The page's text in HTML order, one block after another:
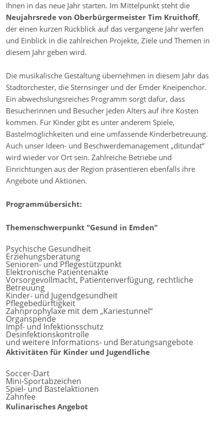
Ihnen in das neue Jahr starten. Im Mittelpunkt steht die
Neujahrsrede von Oberbürgermeister Tim Kruithoff,
der einen kurzen Rückblick auf das vergangene Jahr werfen
und Einblick in die zahlreichen Projekte, Ziele und Themen in
diesem Jahr geben wird.
Die musikalische Gestaltung übernehmen in diesem Jahr das
Stadtorchester, die Sternsinger und der Emder Kneipenchor.
Ein abwechslungsreiches Programm sorgt dafür, dass
Besucherinnen und Besucher jeden Alters auf ihre Kosten
kommen. Für Kinder gibt es unter anderem Spiele,
Bastelmöglichkeiten und eine umfassende Kinderbetreuung.
Auch unser Ideen- und Beschwerdemanagement „ditundat“
wird wieder vor Ort sein. Zahlreiche Betriebe und
Einrichtungen aus der Region präsentieren ebenfalls ihre
Angebote und Aktionen.
Programmübersicht:
Themenschwerpunkt "Gesund in Emden"
Psychische Gesundheit
Erziehungsberatung
Senioren- und Pflegestützpunkt
Elektronische Patientenakte
Vorsorgevollmacht, Patientenverfügung, rechtliche
Betreuung
Kinder- und Jugendgesundheit
Pflegebedürftigkeit
Zahnprophylaxe mit dem „Kariestunnel“
Organspende
Impf- und Infektionsschutz
Desinfektionskontrolle
und weitere Informations- und Beratungsangebote
Aktivitäten für Kinder und Jugendliche
Soccer-Dart
Mini-Sportabzeichen
Spiel- und Bastelaktionen
Zahnfee
Kulinarisches Angebot